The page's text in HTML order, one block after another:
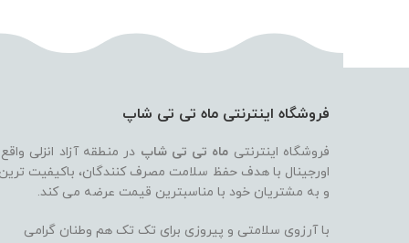
فروشگاه اینترنتی ماه تی تی شاپ
فروشگاه اینترنتی ماه تی تی شاپ در منطقه آزاد انزلی
اورجینال با هدف حفظ سلامت مصرف کنندگان، باکیفیت ترین
و به مشتریان خود با مناسبترین قیمت عرضه می کند.
با آرزوی سلامتی و پیروزی برای تک تک هم وطنان گرامی